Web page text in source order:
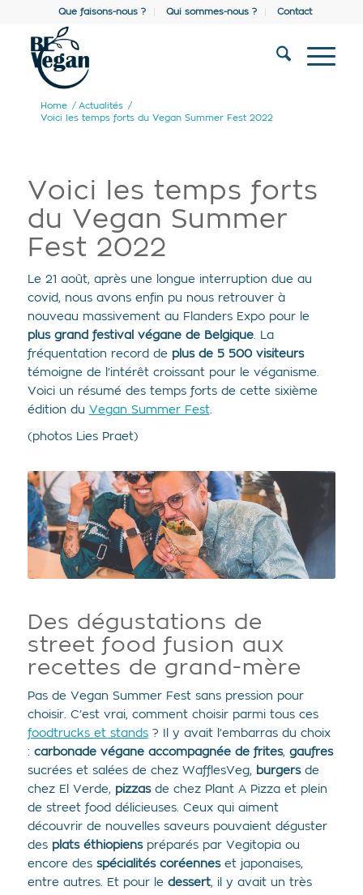
Que faisons-nous ? Qui sommes-nous ? Contact
Home / Actualités /
Voici les temps forts du Vegan Summer Fest 2022
Voici les temps forts
du Vegan Summer
Fest 2022
Le 21 août, après une longue interruption due au
covid, nous avons enfin pu nous retrouver à
nouveau massivement au Flanders Expo pour le
plus grand festival végane de Belgique. La
fréquentation record de plus de 5 500 visiteurs
témoigne de l’intérêt croissant pour le véganisme.
Voici un résumé des temps forts de cette sixième
édition du Vegan Summer Fest.
(photos Lies Praet)
Des dégustations de
street food fusion aux
recettes de grand-mère
Pas de Vegan Summer Fest sans pression pour
choisir. C’est vrai, comment choisir parmi tous ces
foodtrucks et stands? Il y avait l’embarras du choix
: carbonade végane accompagnée de frites, gaufres
sucrées et salées de chez WafflesVeg, burgers de
chez El Verde, pizzas de chez Plant A Pizza et plein
de street food délicieuses. Ceux qui aiment
découvrir de nouvelles saveurs pouvaient déguster
des plats éthiopienspréparés par Vegitopia ou
encore des spécialités coréenneset japonaises,
entre autres. Et pour le dessert, il y avait un très